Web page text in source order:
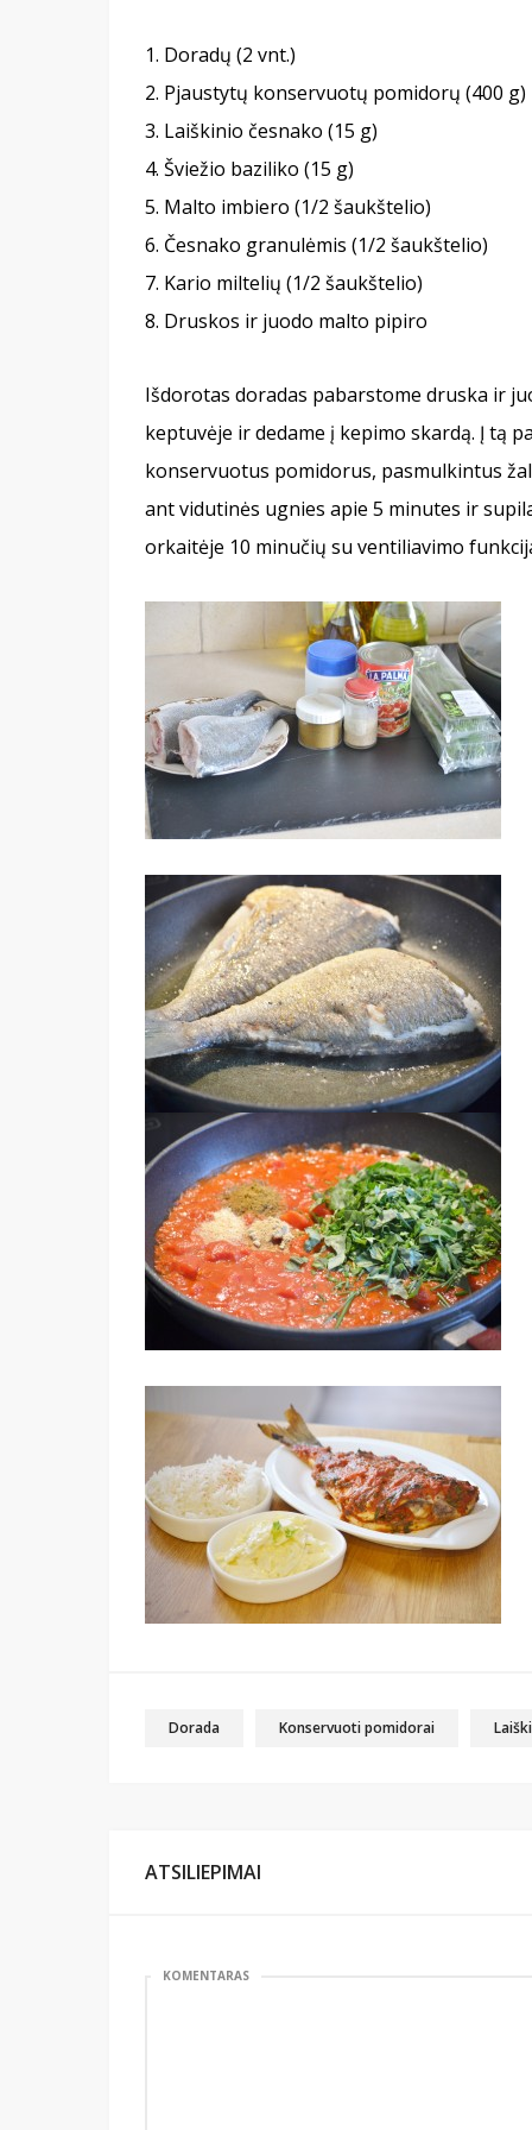
Doradų (2 vnt.)
Pjaustytų konservuotų pomidorų (400 g)
Laiškinio česnako (15 g)
Šviežio baziliko (15 g)
Malto imbiero (1/2 šaukštelio)
Česnako granulėmis (1/2 šaukštelio)
Kario miltelių (1/2 šaukštelio)
Druskos ir juodo malto pipiro
Išdorotas doradas pabarstome druska ir
keptuvėje ir dedame į kepimo skardą. Į tą
konservuotus pomidorus, pasmulkintus
ant vidutinės ugnies apie 5 minutes ir
orkaitėje 10 minučių su ventiliavimo
Dorada Konservuoti pomidorai
ATSILIEPIMAI
KOMENTARAS